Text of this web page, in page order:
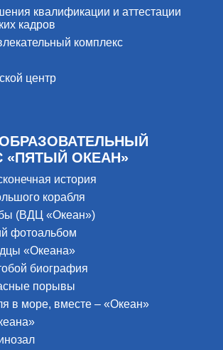
квалификации и аттестации
кадров
комплекс
центр
«ПЯТЫЙ ОКЕАН»
история
корабля
(ВДЦ «Океан»)
фотоальбом
«Океана»
биография
порывы
в море, вместе – «Океан»